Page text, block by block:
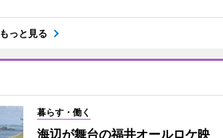
もっと見る
暮らす・働く
海辺が舞台の福井オールロケ映